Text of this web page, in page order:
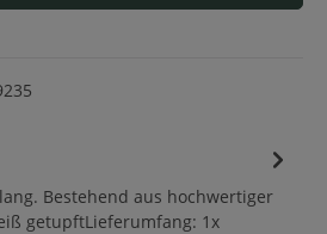
Bestehend aus hochwertiger
getupftLieferumfang: 1x